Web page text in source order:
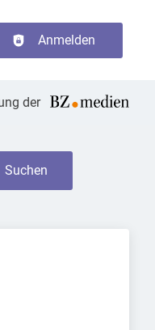
Anmelden
der
Suchen